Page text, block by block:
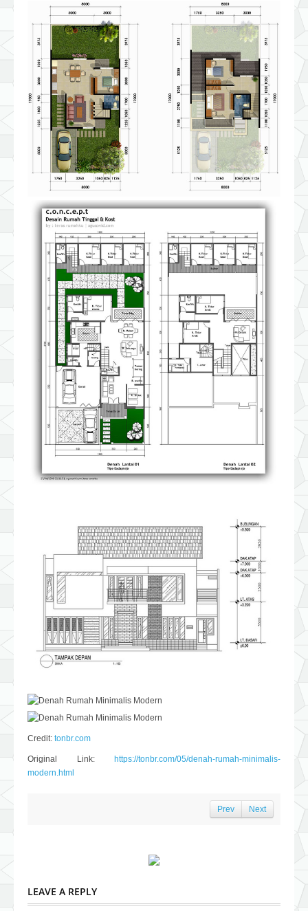
Credit: tonbr.com
Original Link:
https://tonbr.com/05/denah-rumah-minimalis-
modern.html
Prev Next
LEAVE A REPLY